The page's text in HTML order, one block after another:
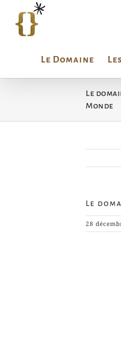
contenu
Le Domaine
Le
Monde
Le
28